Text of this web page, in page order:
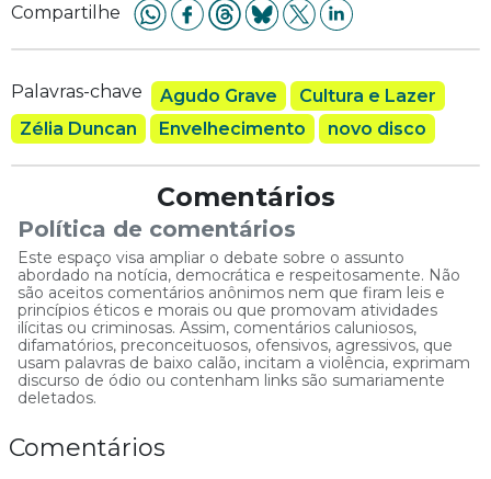
Compartilhe
Palavras-chave Agudo Grave
Cultura e Lazer
Zélia Duncan
Envelhecimento novo disco
Comentários
Política de comentários
Este espaço visa ampliar o debate sobre o assunto
abordado na notícia, democrática e respeitosamente. Não
são aceitos comentários anônimos nem que firam leis e
princípios éticos e morais ou que promovam atividades
ilícitas ou criminosas. Assim, comentários caluniosos,
difamatórios, preconceituosos, ofensivos, agressivos, que
usam palavras de baixo calão, incitam a violência, exprimam
discurso de ódio ou contenham links são sumariamente
deletados.
Comentários